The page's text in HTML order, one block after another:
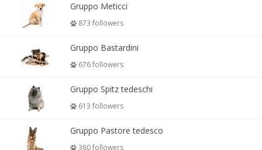
Gruppo Meticci
873 followers
Gruppo Bastardini
676 followers
Gruppo Spitz tedeschi
613 followers
Gruppo Pastore tedesco
380 followers